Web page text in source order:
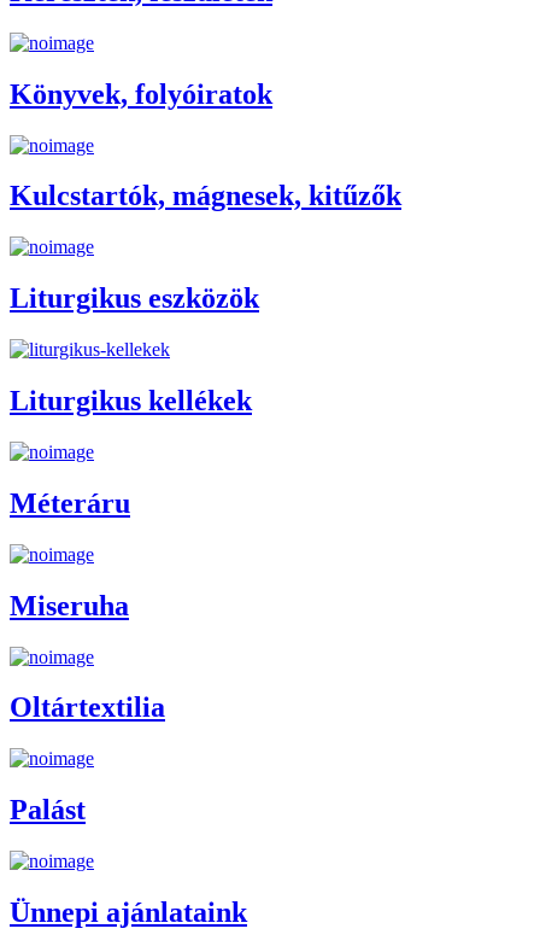
Könyvek, folyóiratok
Kulcstartók, mágnesek, kitűzők
Liturgikus eszközök
Liturgikus kellékek
Méteráru
Miseruha
Oltártextilia
Palást
Ünnepi ajánlataink